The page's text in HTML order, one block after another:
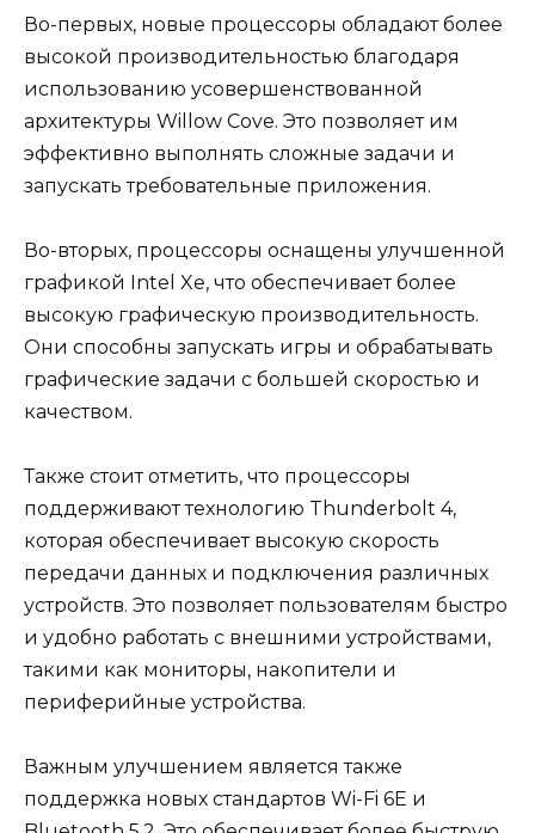
Во-первых, новые процессоры обладают более
высокой производительностью благодаря
использованию усовершенствованной
архитектуры Willow Cove. Это позволяет им
эффективно выполнять сложные задачи и
запускать требовательные приложения.
Во-вторых, процессоры оснащены улучшенной
графикой Intel Xe, что обеспечивает более
высокую графическую производительность.
Они способны запускать игры и обрабатывать
графические задачи с большей скоростью и
качеством.
Также стоит отметить, что процессоры
поддерживают технологию Thunderbolt 4,
которая обеспечивает высокую скорость
передачи данных и подключения различных
устройств. Это позволяет пользователям быстро
и удобно работать с внешними устройствами,
такими как мониторы, накопители и
периферийные устройства.
Важным улучшением является также
поддержка новых стандартов Wi-Fi 6E и